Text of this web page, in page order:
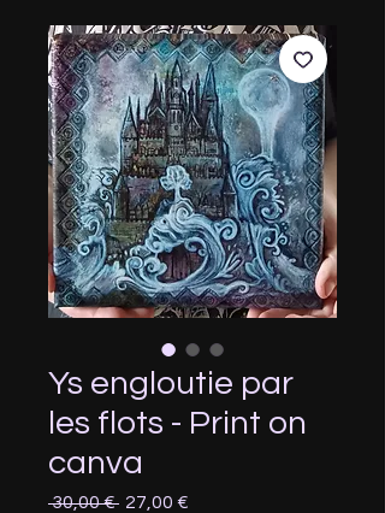
Ys engloutie par
les flots - Print on
canva
30,00 € Prix
27,00 €